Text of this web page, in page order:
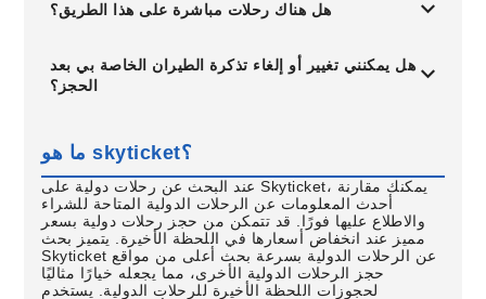
هل هناك رحلات مباشرة على هذا الطريق؟
هل يمكنني تغيير أو إلغاء تذكرة الطيران الخاصة بي بعد
الحجز؟
ما هو skyticket؟
عند البحث عن رحلات دولية على Skyticket، يمكنك مقارنة
أحدث المعلومات عن الرحلات الدولية المتاحة للشراء
والاطلاع عليها فورًا. قد تتمكن من حجز رحلات دولية بسعر
مميز عند انخفاض أسعارها في اللحظة الأخيرة. يتميز بحث
Skyticket عن الرحلات الدولية بسرعة بحث أعلى من مواقع
حجز الرحلات الدولية الأخرى، مما يجعله خيارًا مثاليًا
لحجوزات اللحظة الأخيرة للرحلات الدولية. يستخدم